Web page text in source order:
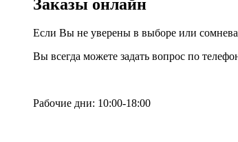
Заказы онлайн
Если Вы не уверены в выборе или
Вы всегда можете задать вопрос по
Рабочие дни: 10:00-18:00